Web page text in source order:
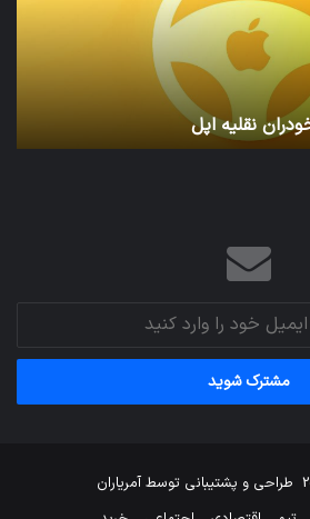
نقلیه اپل
طراحی و پشتیبانی توسطآمریاران